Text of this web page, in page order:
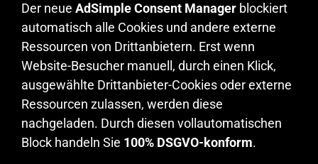
Der neue AdSimple Consent Manager blockiert
automatisch alle Cookies und andere externe
Ressourcen von Drittanbietern. Erst wenn
Website-Besucher manuell, durch einen Klick,
ausgewählte Drittanbieter-Cookies oder externe
Ressourcen zulassen, werden diese
nachgeladen. Durch diesen vollautomatischen
Block handeln Sie 100% DSGVO-konform.